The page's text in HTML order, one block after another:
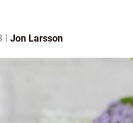
Jon Larsson